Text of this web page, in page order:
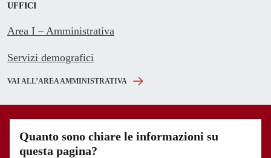
UFFICI
Area I – Amministrativa
Servizi demografici
VAI ALL’AREA AMMINISTRATIVA
Quanto sono chiare le informazioni su
questa pagina?